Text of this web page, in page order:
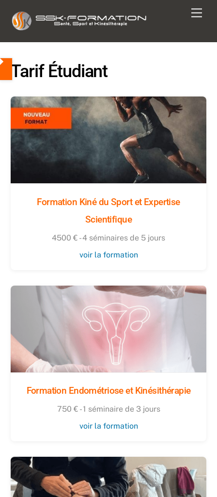
content
Tarif Étudiant
Formation Kiné du Sport et Expertise
Scientifique
4500 € - 4 séminaires de 5 jours
voir la formation
Formation Endométriose et Kinésithérapie
750 € - 1 séminaire de 3 jours
voir la formation